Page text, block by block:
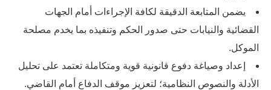
يضمن المتابعة الدقيقة لكافة الإجراءات أمام الجهات
القضائية والنيابات حتى صدور الحكم وتنفيذه بما يخدم مصلحة
الموكل.
إعداد وصياغة دفوع قانونية قوية ومتكاملة تعتمد على تحليل
الأدلة والنصوص النظامية؛ لتعزيز موقف الدفاع أمام القاضي.